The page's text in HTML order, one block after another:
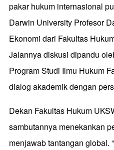
pakar hukum internasional
Darwin University Profesor
Ekonomi dari Fakultas
Jalannya diskusi dipandu
Program Studi Ilmu Hukum
dialog akademik dengan
Dekan Fakultas Hukum
sambutannya menekankan
menjawab tantangan global.